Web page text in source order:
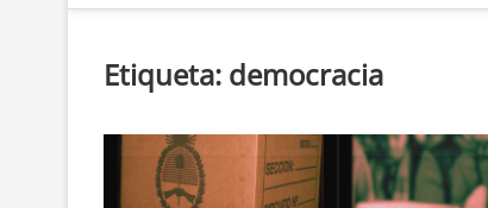
Etiqueta: democracia